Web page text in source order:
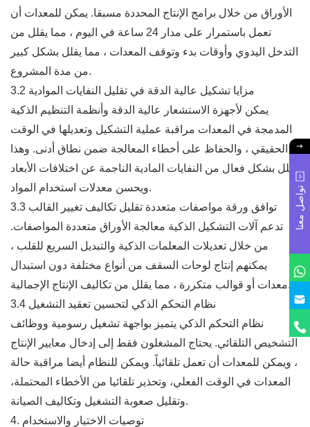
الأوراق من خلال برامج الإنتاج المحددة مسبقا. يمكن للمعدات أن
تعمل باستمرار على مدار 24 ساعة في اليوم ، مما يقلل من
التدخل اليدوي وأوقات بدء وتوقف المعدات ، مما يقلل بشكل كبير
من مدة المشروع.
3.2 مزايا تشكيل عالية الدقة في تقليل النفايات الموادية
يمكن لأجهزة الاستشعار عالية الدقة وأنظمة التنظيم الذكية
المدمجة في المعدات مراقبة عملية التشكيل وتعديلها في الوقت
الحقيقي ، والحفاظ على أخطاء المعالجة ضمن نطاق أدنى. وهذا
يقلل بشكل فعال من النفايات المادية الناجمة عن اختلافات الأبعاد
ويحسن معدلات استخدام المواد.
3.3 توافق ورقة مواصفات متعددة تقليل تكاليف تغيير القالب
تدعم آلات التشكيل الذكية معالجة الأوراق متعددة المواصفات.
من خلال تعديلات المعلمات الذكية والتبديل السريع للقلب ،
يمكنهم إنتاج لوحات السقف من أنواع مختلفة دون استبدال
معدات أو قوالب متكررة ، مما يقلل من تكاليف الإنتاج الإجمالية.
3.4 نظام التحكم الذكي لتحسين تعقيد التشغيل
نظام التحكم الذكي يتميز بواجهة تشغيل رسومية ووظائف
التشخيص التلقائي. يحتاج المشغلون فقط إلى إدخال معايير الإنتاج
، ويمكن للمعدات أن تعمل تلقائياً. ويمكن للنظام أيضا مراقبة حالة
المعدات في الوقت الفعلي، وتحذير تلقائيا من الأخطاء المحتملة،
وتقليل صعوبة التشغيل وتكاليف الصيانة.
4. توصيات الاختيار والاستخدام
تواصل معنا